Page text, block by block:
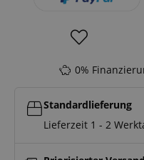
0%
Standardlieferung
Lieferzeit 1 - 2